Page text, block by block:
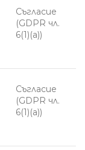
Съгласие
(GDPR чл.
6(1)(a))
Съгласие
(GDPR чл.
6(1)(a))